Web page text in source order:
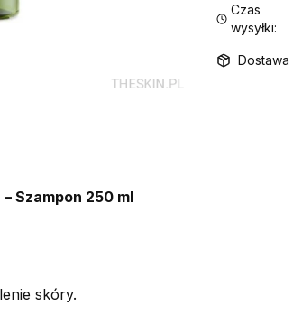
Czas
wysyłki:
Dostawa
– Szampon 250 ml
skóry.